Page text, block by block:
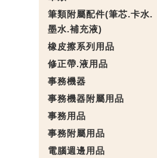
筆類附屬配件(筆芯.卡水.
墨水.補充液)
橡皮擦系列用品
修正帶.液用品
事務機器
事務機器附屬用品
事務用品
事務附屬用品
電腦週邊用品